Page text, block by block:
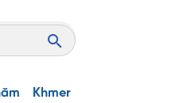
Khmer